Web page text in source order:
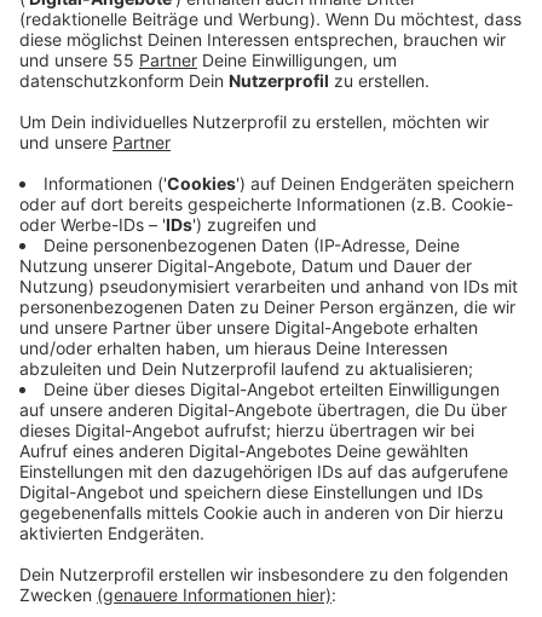
Anzeige
Bei der Rheinbahn, den Bahnen der Stadt Monheim, der
Ruhrbahn und der Verkehrsgesellschaft der Stadt
Velbert müssen sich Pendler auf Einschränkungen
einstellen. Das betrifft auch einzelne Schulbusfahrten.
Die WSW Mobil, also die Wuppertaler Stadtwerke,
werden sich an der Aktion wohl nicht beteiligen. Die
Beschäftigten seien nicht zum Streik aufgerufen
worden. Grund seien die Feierlichkeiten zum 125-
jährigen Schwebebahnjubiläum, so die WSW.
Anzeige
Die Infos von den Bahnen der Stadt Monheim findet ihr
hier.
Die Infos der Verkehrsgesellschaft der Stadt Velbert